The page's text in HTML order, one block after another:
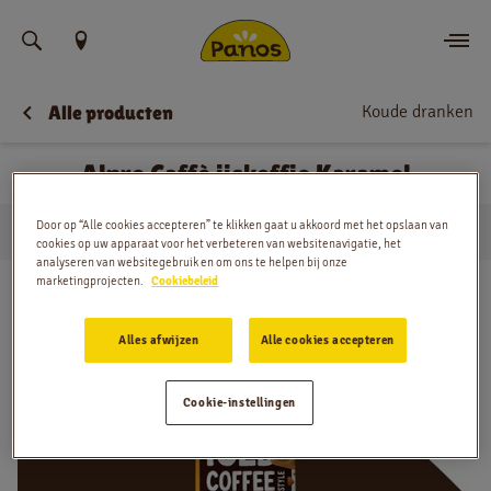
Vind uw locatie
Nieuws
Menu
Winkels
App
Contact
Jobs
Alle producten Koude dranken
Alpro Caffè ijskoffie Karamel
Huis
… Koude dranken Alpro Caffè ijskoffie Karamel
Door op “Alle cookies accepteren” te klikken gaat u akkoord met het opslaan van
cookies op uw apparaat voor het verbeteren van websitenavigatie, het
analyseren van websitegebruik en om ons te helpen bij onze
marketingprojecten. Cookiebeleid
Alles afwijzen Alle cookies accepteren
Cookie-instellingen